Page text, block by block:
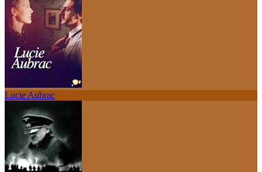
Lucie Aubrac